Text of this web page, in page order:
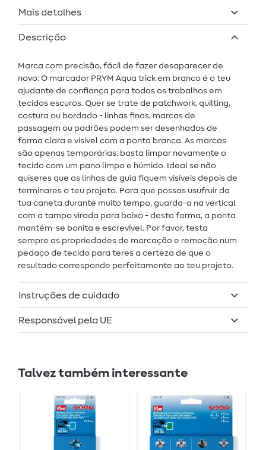
Mais detalhes
Descrição
Marca com precisão, fácil de fazer desaparecer de
novo: O marcador PRYM Aqua trick em branco é o teu
ajudante de confiança para todos os trabalhos em
tecidos escuros. Quer se trate de patchwork, quilting,
costura ou bordado - linhas finas, marcas de
passagem ou padrões podem ser desenhados de
forma clara e visível com a ponta branca. As marcas
são apenas temporárias: basta limpar novamente o
tecido com um pano limpo e húmido. Ideal se não
quiseres que as linhas de guia fiquem visíveis depois de
terminares o teu projeto. Para que possas usufruir da
tua caneta durante muito tempo, guarda-a na vertical
com a tampa virada para baixo - desta forma, a ponta
mantém-se bonita e escrevível. Por favor, testa
sempre as propriedades de marcação e remoção num
pedaço de tecido para teres a certeza de que o
resultado corresponde perfeitamente ao teu projeto.
Instruções de cuidado
Responsável pela UE
Talvez também interessante